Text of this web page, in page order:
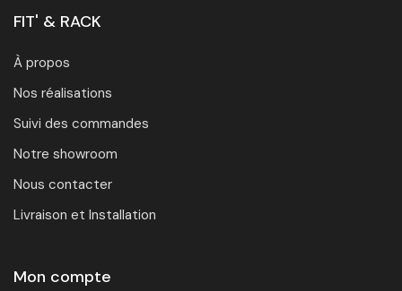
FIT' & RACK
À propos
Nos réalisations
Suivi des commandes
Notre showroom
Nous contacter
Livraison et Installation
Mon compte